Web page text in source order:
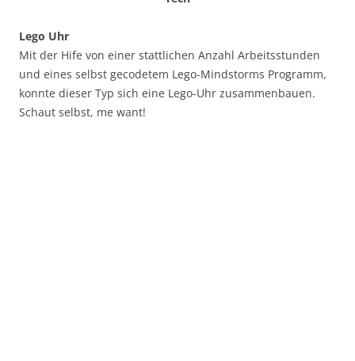
Lego Uhr
Mit der Hife von einer stattlichen Anzahl Arbeitsstunden
und eines selbst gecodetem Lego-Mindstorms Programm,
konnte dieser Typ sich eine Lego-Uhr zusammenbauen.
Schaut selbst, me want!